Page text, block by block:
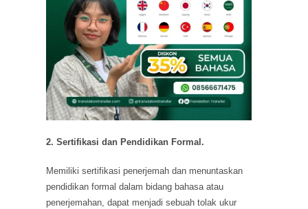
2. Sertifikasi dan Pendidikan Formal.
Memiliki sertifikasi penerjemah dan menuntaskan
pendidikan formal dalam bidang bahasa atau
penerjemahan, dapat menjadi sebuah tolak ukur